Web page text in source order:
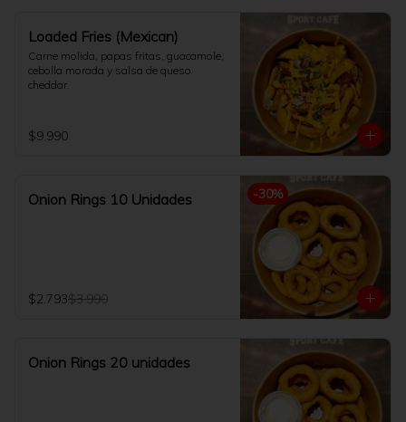
Loaded Fries (Mexican)
Carne molida, papas fritas, guacamole,
cebolla morada y salsa de queso
cheddar.
$9.990
-30%
Onion Rings 10 Unidades
$2.793$3.990
Onion Rings 20 unidades